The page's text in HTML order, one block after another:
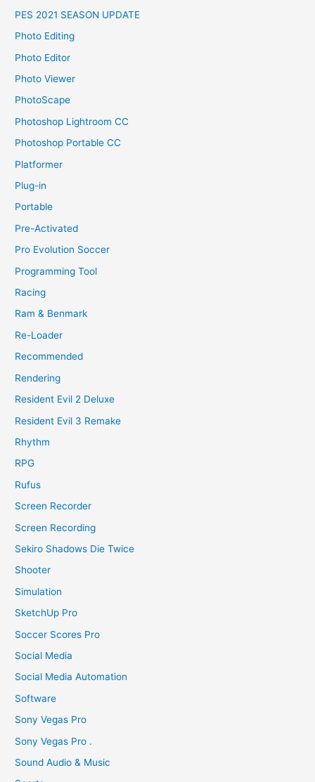
PES 2021 SEASON UPDATE
Photo Editing
Photo Editor
Photo Viewer
PhotoScape
Photoshop Lightroom CC
Photoshop Portable CC
Platformer
Plug-in
Portable
Pre-Activated
Pro Evolution Soccer
Programming Tool
Racing
Ram & Benmark
Re-Loader
Recommended
Rendering
Resident Evil 2 Deluxe
Resident Evil 3 Remake
Rhythm
RPG
Rufus
Screen Recorder
Screen Recording
Sekiro Shadows Die Twice
Shooter
Simulation
SketchUp Pro
Soccer Scores Pro
Social Media
Social Media Automation
Software
Sony Vegas Pro
Sony Vegas Pro .
Sound Audio & Music